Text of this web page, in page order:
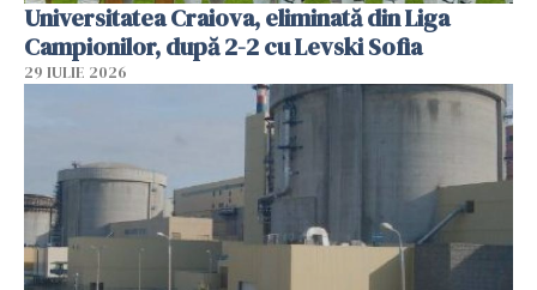
Universitatea Craiova, eliminată din Liga
Campionilor, după 2-2 cu Levski Sofia
29 IULIE 2026